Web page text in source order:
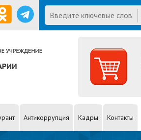
Website
Введите ключевые слова для
поиска
Антикоррупция Кадры Контакты